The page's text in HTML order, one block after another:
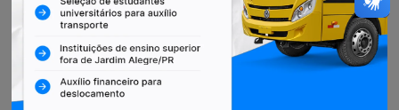
Restituição de Contribuintes